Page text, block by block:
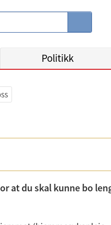
S
Politikk
at du skal kunne bo